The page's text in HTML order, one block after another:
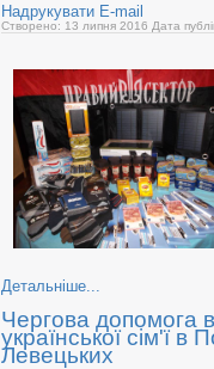
Надрукувати E-mail
Створено: 13 липня 2016 Дата
Детальніше...
Чергова допомога
української сім'ї в
Левецьких